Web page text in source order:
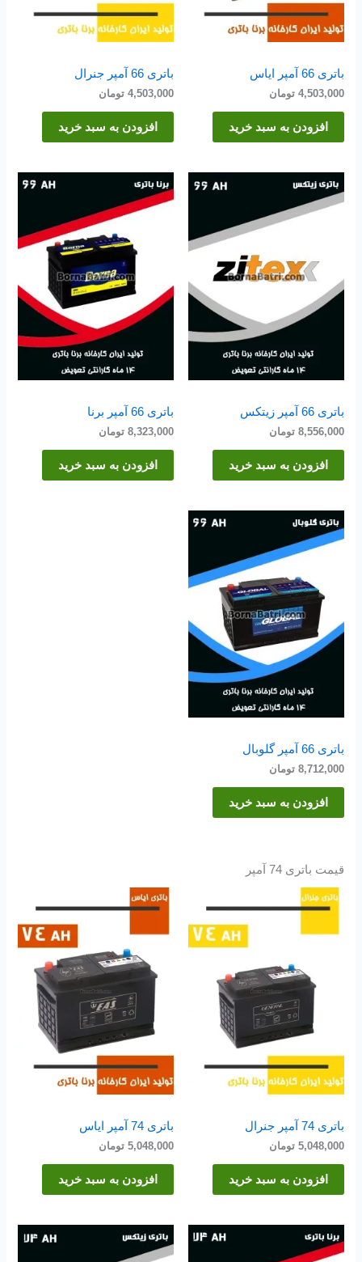
باتری 66 آمپر ایاس
4,503,000 تومان
افزودن به سبد خرید
باتری 66 آمپر جنرال
4,503,000 تومان
افزودن به سبد خرید
باتری 66 آمپر زیتکس
8,556,000 تومان
افزودن به سبد خرید
باتری 66 آمپر برنا
8,323,000 تومان
افزودن به سبد خرید
باتری 66 آمپر گلوبال
8,712,000 تومان
افزودن به سبد خرید
قیمت باتری 74 آمپر
باتری 74 آمپر جنرال
5,048,000 تومان
افزودن به سبد خرید
باتری 74 آمپر ایاس
5,048,000 تومان
افزودن به سبد خرید